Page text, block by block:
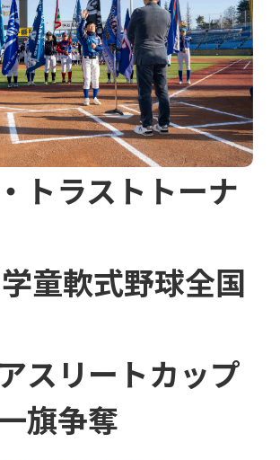
トラストトーナ
童軟式野球全国
スリートカップ
旗争奪